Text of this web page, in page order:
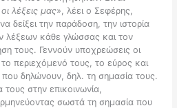
λέξεις μας», λέει ο Σεφέρης,
δείξει την παράδοση, την ιστορία
λέξεων κάθε γλώσσας και τον
τους. Γεννούν υποχρεώσεις οι
περιεχόμενό τους, το εύρος και
δηλώνουν, δηλ. τη σημασία τους.
τους στην επικοινωνία,
σωστά τη σημασία που